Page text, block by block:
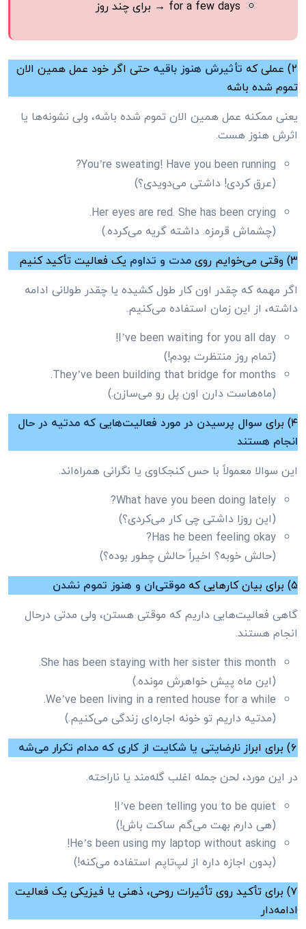
for a few days → برای چند روز
۲) عملی که تأثیرش هنوز باقیه حتی اگر خود عمل همین الان
تموم شده باشه
یعنی ممکنه عمل همین الان تموم شده باشه، ولی نشونه‌ها یا
اثرش هنوز هست.
You’re sweating! Have you been running?
(عرق کردی! داشتی می‌دویدی؟)
Her eyes are red. She has been crying.
(چشماش قرمزه. داشته گریه می‌کرده.)
۳) وقتی می‌خوایم روی
مدت و تداوم یک فعالیت تأکید کنیم
اگر مهمه که چقدر اون کار طول کشیده یا چقدر طولانی ادامه
داشته، از این زمان استفاده می‌کنیم.
I’ve been waiting for you all day!
(تمام روز منتظرت بودم!)
They’ve been building that bridge for months.
(ماه‌هاست دارن اون پل رو می‌سازن.)
۴) برای
سوال پرسیدن در مورد فعالیت‌هایی که مدتیه در حال
انجام هستند
این سوالا معمولاً با حس کنجکاوی یا نگرانی همراه‌اند.
What have you been doing lately?
(این روزا داشتی چی کار می‌کردی؟)
Has he been feeling okay?
(حالش خوبه؟ اخیراً حالش چطور بوده؟)
۵) برای بیان کارهایی که
موقتی‌ان و هنوز تموم نشدن
گاهی فعالیت‌هایی داریم که موقتی هستن، ولی مدتی درحال
انجام هستند.
She has been staying with her sister this month.
(این ماه پیش خواهرش مونده.)
We’ve been living in a rented house for a while.
(مدتیه داریم تو خونه اجاره‌ای زندگی می‌کنیم.)
۶) برای ابراز
نارضایتی یا شکایت از کاری که مدام تکرار می‌شه
در این مورد، لحن جمله اغلب گله‌مند یا ناراحته.
I’ve been telling you to be quiet!
(هی دارم بهت می‌گم ساکت باش!)
He’s been using my laptop without asking!
(بدون اجازه داره از لپ‌تاپم استفاده می‌کنه!)
۷) برای تأکید روی تأثیرات روحی، ذهنی یا فیزیکی یک فعالیت
ادامه‌دار